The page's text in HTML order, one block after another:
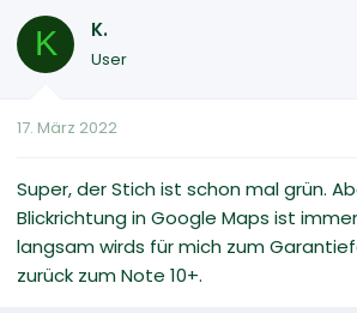
K K.
User
17. März 2022
Super, der Stich ist schon mal grün.
Blickrichtung in Google Maps ist
langsam wirds für mich zum
zurück zum Note 10+.